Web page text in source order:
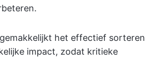
het effectief sorteren
impact, zodat kritieke